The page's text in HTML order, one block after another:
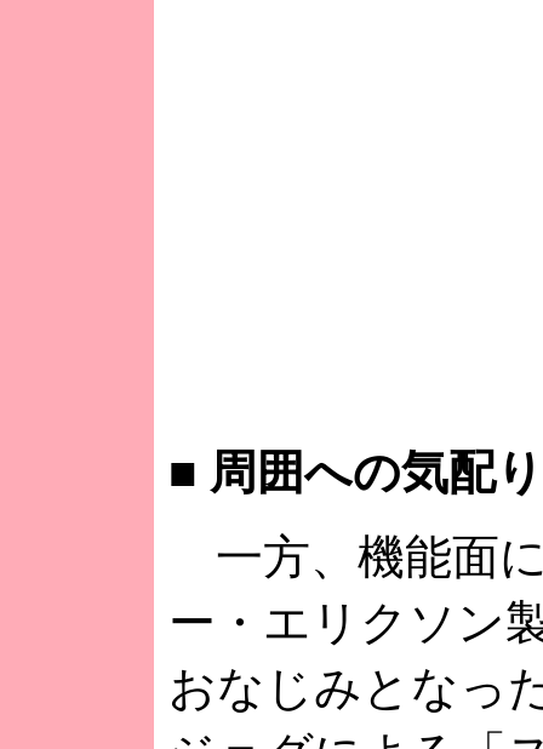
■ 周囲への気配
一方、機能面
ー・エリクソン
おなじみとなっ